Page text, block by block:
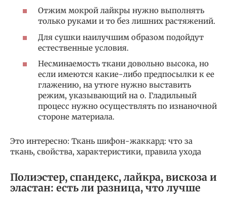
Отжим мокрой лайкры нужно выполнять
только руками и то без лишних растяжений.
Для сушки наилучшим образом подойдут
естественные условия.
Несминаемость ткани довольно высока, но
если имеются какие-либо предпосылки к ее
глажению, на утюге нужно выставить
режим, указывающий на о. Гладильный
процесс нужно осуществлять по изнаночной
стороне материала.
Это интересно: Ткань шифон-жаккард: что за
ткань, свойства, характеристики, правила ухода
Полиэстер, спандекс, лайкра, вискоза и
эластан: есть ли разница, что лучше